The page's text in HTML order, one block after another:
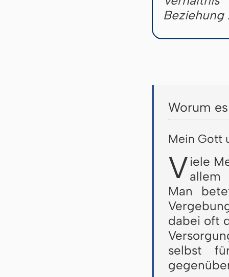
Beziehung
Worum
Mein Gott
V iele
allem
Man
dabei oft
selbst